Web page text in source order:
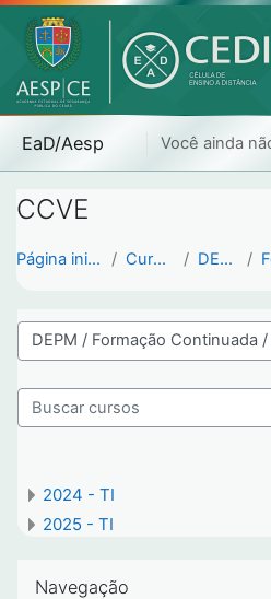
EaD/Aesp Você ainda
CCVE
Página inicial Cursos DEPM
Categorias de Cursos
Buscar cursos
2024 - TI
2025 - TI
Navegação